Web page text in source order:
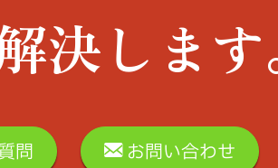
決しま
問 お問い合わせ